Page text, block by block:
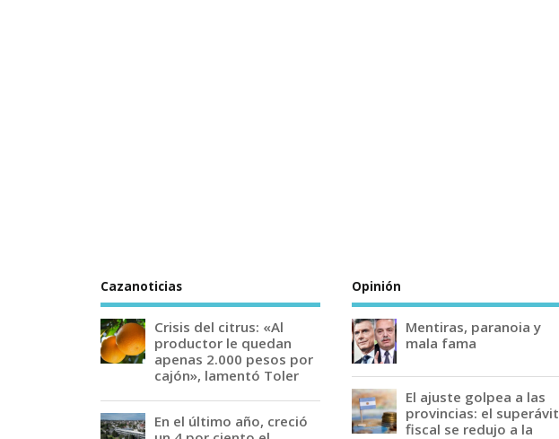
Cazanoticias
Crisis del citrus: «Al
productor le quedan
apenas 2.000 pesos por
cajón», lamentó Toler
En el último año, creció
Opinión
Mentiras, paranoia y
mala fama
El ajuste golpea a las
provincias: el superávit
fiscal se redujo a la